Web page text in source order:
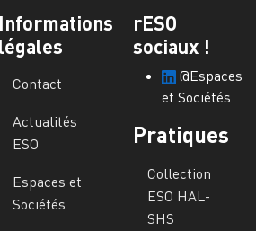
Informations
légales
Contact
Actualités
ESO
Espaces et
Sociétés
rESO
sociaux !
@Espaces
et Sociétés
Pratiques
Collection
ESO HAL-
SHS